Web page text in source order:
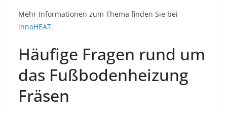
Mehr Informationen zum Thema finden Sie bei
innoHEAT.
Häufige Fragen rund um
das Fußbodenheizung
Fräsen